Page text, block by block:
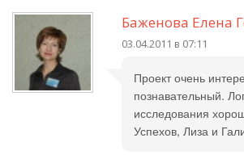
Баженова Елена
03.04.2011 в 07:11
Проект очень
познавательный.
исследования
Успехов, Лиза и